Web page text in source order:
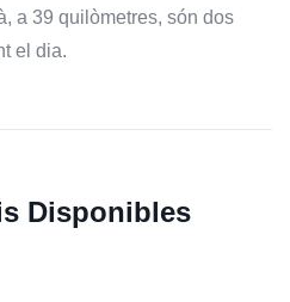
a 39 quilòmetres, són dos
el dia.
Disponibles